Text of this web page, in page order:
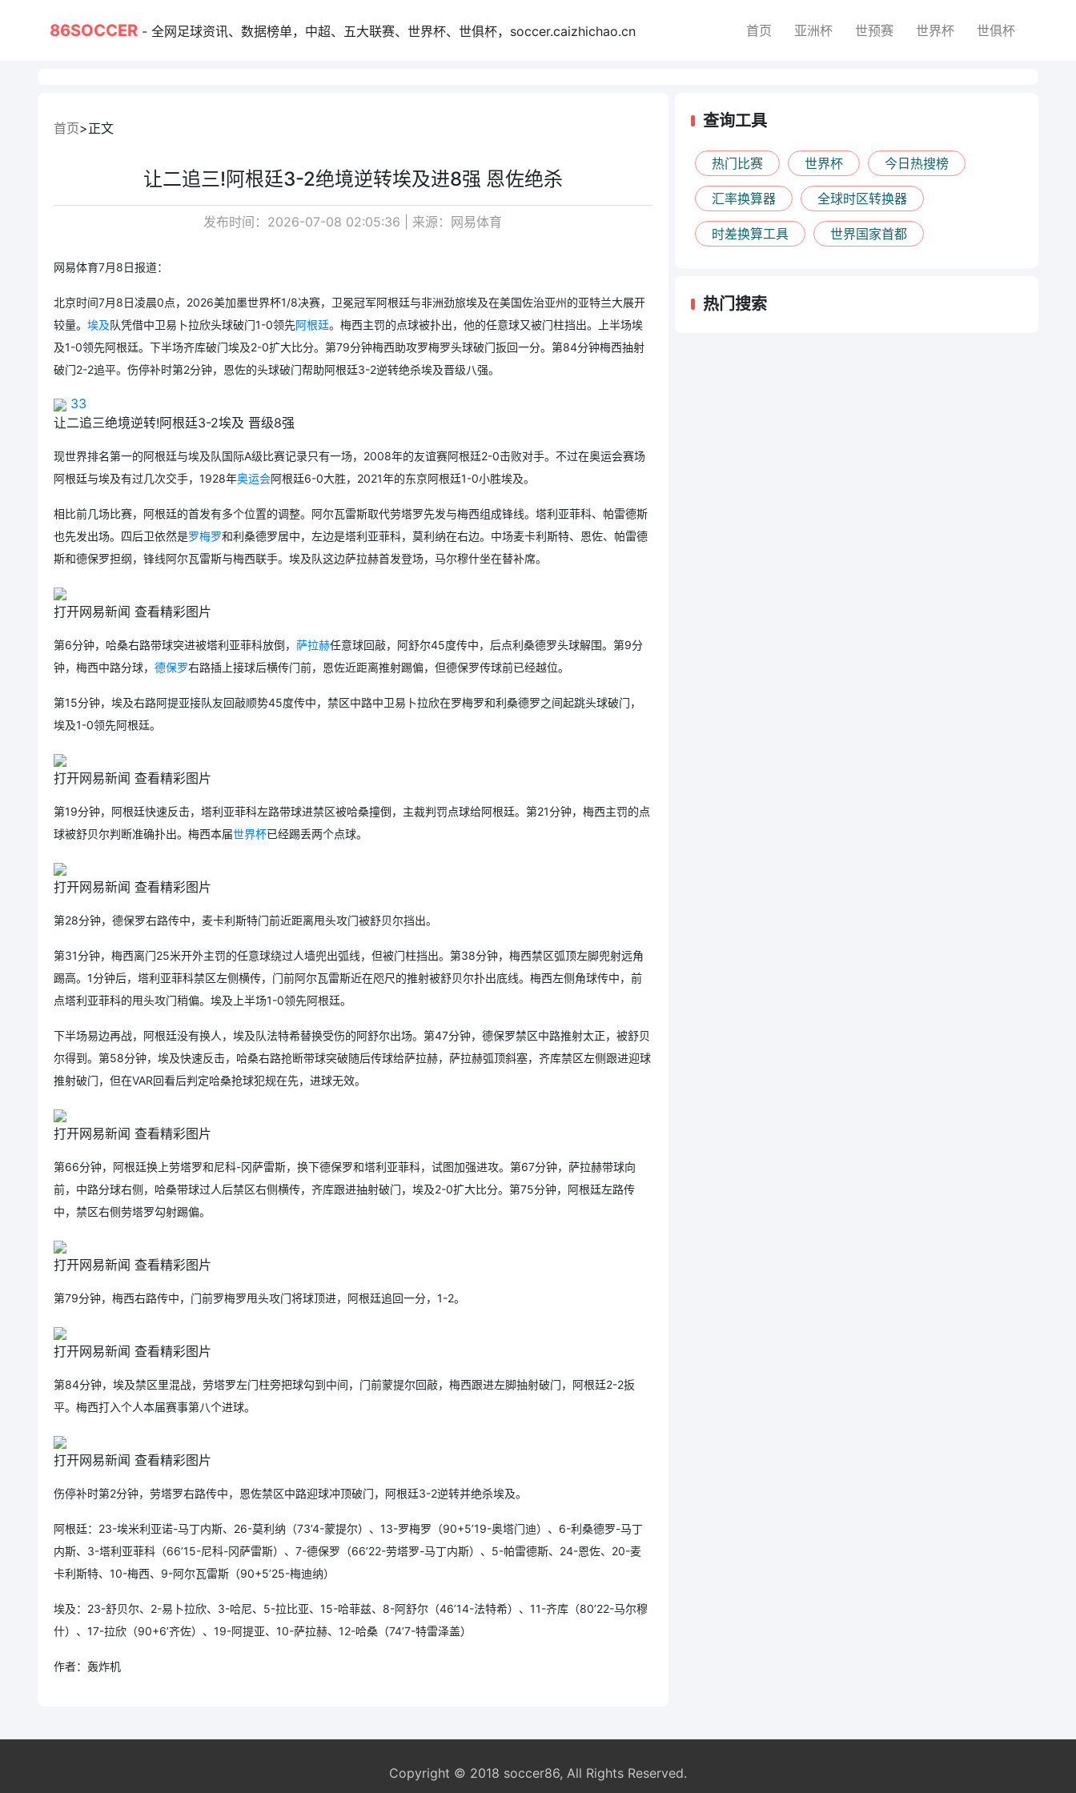
86SOCCER - 全网足球资讯、数据榜单，中超、五大联赛、世界杯、世俱杯，soccer.caizhichao.cn 首页 亚洲杯 世预赛 世界杯 世俱杯
首页 正文
让二追三!阿根廷3-2绝境逆转埃及进8强 恩佐绝杀
发布时间：2026-07-08 02:05:36 | 来源：网易体育
网易体育7月8日报道：
北京时间7月8日凌晨0点，2026美加墨世界杯1/8决赛，卫冕冠军阿根廷与非洲劲旅埃及在美国佐治亚州的亚特兰大展开
较量。 埃及队凭借中卫易卜拉欣头球破门1-0领先阿根廷。梅西主罚的点球被扑出，他的任意球又被门柱挡出。上半场埃
及1-0领先阿根廷。下半场齐库破门埃及2-0扩大比分。第79分钟梅西助攻罗梅罗头球破门扳回一分。第84分钟梅西抽射
破门2-2追平。伤停补时第2分钟，恩佐的头球破门帮助阿根廷3-2逆转绝杀埃及晋级八强。
33
让二追三绝境逆转!阿根廷3-2埃及 晋级8强
现世界排名第一的阿根廷与埃及队国际A级比赛记录只有一场，2008年的友谊赛阿根廷2-0击败对手。不过在奥运会赛场
阿根廷与埃及有过几次交手，1928年奥运会阿根廷6-0大胜，2021年的东京阿根廷1-0小胜埃及。
相比前几场比赛，阿根廷的首发有多个位置的调整。阿尔瓦雷斯取代劳塔罗先发与梅西组成锋线。塔利亚菲科、帕雷德斯
也先发出场。四后卫依然是罗梅罗和利桑德罗居中，左边是塔利亚菲科，莫利纳在右边。中场麦卡利斯特、恩佐、帕雷德
斯和德保罗担纲，锋线阿尔瓦雷斯与梅西联手。埃及队这边萨拉赫首发登场，马尔穆什坐在替补席。
打开网易新闻 查看精彩图片
第6分钟，哈桑右路带球突进被塔利亚菲科放倒， 萨拉赫任意球回敲，阿舒尔45度传中，后点利桑德罗头球解围。第9分
钟，梅西中路分球， 德保罗右路插上接球后横传门前，恩佐近距离推射踢偏，但德保罗传球前已经越位。
第15分钟，埃及右路阿提亚接队友回敲顺势45度传中，禁区中路中卫易卜拉欣在罗梅罗和利桑德罗之间起跳头球破门，
埃及1-0领先阿根廷。
打开网易新闻 查看精彩图片
第19分钟，阿根廷快速反击，塔利亚菲科左路带球进禁区被哈桑撞倒，主裁判罚点球给阿根廷。第21分钟，梅西主罚的点
球被舒贝尔判断准确扑出。梅西本届世界杯已经踢丢两个点球。
打开网易新闻 查看精彩图片
第28分钟，德保罗右路传中，麦卡利斯特门前近距离甩头攻门被舒贝尔挡出。
第31分钟，梅西离门25米开外主罚的任意球绕过人墙兜出弧线，但被门柱挡出。第38分钟，梅西禁区弧顶左脚兜射远角
踢高。1分钟后，塔利亚菲科禁区左侧横传，门前阿尔瓦雷斯近在咫尺的推射被舒贝尔扑出底线。梅西左侧角球传中，前
点塔利亚菲科的甩头攻门稍偏。埃及上半场1-0领先阿根廷。
下半场易边再战，阿根廷没有换人，埃及队法特希替换受伤的阿舒尔出场。第47分钟，德保罗禁区中路推射太正，被舒贝
尔得到。第58分钟，埃及快速反击，哈桑右路抢断带球突破随后传球给萨拉赫，萨拉赫弧顶斜塞，齐库禁区左侧跟进迎球
推射破门，但在VAR回看后判定哈桑抢球犯规在先，进球无效。
打开网易新闻 查看精彩图片
第66分钟，阿根廷换上劳塔罗和尼科-冈萨雷斯，换下德保罗和塔利亚菲科，试图加强进攻。第67分钟，萨拉赫带球向
前，中路分球右侧，哈桑带球过人后禁区右侧横传，齐库跟进抽射破门，埃及2-0扩大比分。第75分钟，阿根廷左路传
中，禁区右侧劳塔罗勾射踢偏。
打开网易新闻 查看精彩图片
第79分钟，梅西右路传中，门前罗梅罗甩头攻门将球顶进，阿根廷追回一分，1-2。
打开网易新闻 查看精彩图片
第84分钟，埃及禁区里混战，劳塔罗左门柱旁把球勾到中间，门前蒙提尔回敲，梅西跟进左脚抽射破门，阿根廷2-2扳
平。梅西打入个人本届赛事第八个进球。
打开网易新闻 查看精彩图片
伤停补时第2分钟，劳塔罗右路传中，恩佐禁区中路迎球冲顶破门，阿根廷3-2逆转并绝杀埃及。
阿根廷：23-埃米利亚诺-马丁内斯、26-莫利纳（73’4-蒙提尔）、13-罗梅罗（90+5’19-奥塔门迪）、6-利桑德罗-马丁
内斯、3-塔利亚菲科（66’15-尼科-冈萨雷斯）、7-德保罗（66’22-劳塔罗-马丁内斯）、5-帕雷德斯、24-恩佐、20-麦
卡利斯特、10-梅西、9-阿尔瓦雷斯（90+5’25-梅迪纳）
埃及：23-舒贝尔、2-易卜拉欣、3-哈尼、5-拉比亚、15-哈菲兹、8-阿舒尔（46’14-法特希）、11-齐库（80’22-马尔穆
什）、17-拉欣（90+6’齐佐）、19-阿提亚、10-萨拉赫、12-哈桑（74’7-特雷泽盖）
作者：轰炸机
查询工具
热门比赛 世界杯 今日热搜榜
汇率换算器 全球时区转换器
时差换算工具 世界国家首都
热门搜索
Copyright © 2018 soccer86, All Rights Reserved.